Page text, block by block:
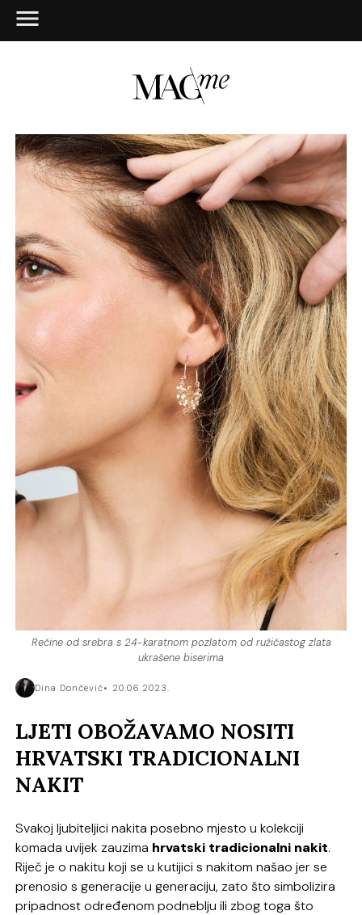
Rećine od srebra s 24-karatnom pozlatom od ružičastog zlata
ukrašene biserima
Dina Dončević 20.06.2023.
LJETI OBOŽAVAMO NOSITI
HRVATSKI TRADICIONALNI
NAKIT
Svakoj ljubiteljici nakita posebno mjesto u kolekciji
komada uvijek zauzima hrvatski tradicionalni nakit.
Riječ je o nakitu koji se u kutijici s nakitom našao jer se
prenosio s generacije u generaciju, zato što simbolizira
pripadnost određenom podneblju ili zbog toga što